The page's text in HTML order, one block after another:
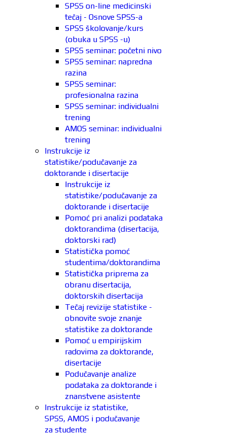
SPSS on-line medicinski
tečaj - Osnove SPSS-a
SPSS školovanje/kurs
(obuka u SPSS -u)
SPSS seminar: početni nivo
SPSS seminar: napredna
razina
SPSS seminar:
profesionalna razina
SPSS seminar: individualni
trening
AMOS seminar: individualni
trening
Instrukcije iz
statistike/podučavanje za
doktorande i disertacije
Instrukcije iz
statistike/podučavanje za
doktorande i disertacije
Pomoć pri analizi podataka
doktorandima (disertacija,
doktorski rad)
Statistička pomoć
studentima/doktorandima
Statistička priprema za
obranu disertacija,
doktorskih disertacija
Tečaj revizije statistike -
obnovite svoje znanje
statistike za doktorande
Pomoć u empirijskim
radovima za doktorande,
disertacije
Podučavanje analize
podataka za doktorande i
znanstvene asistente
Instrukcije iz statistike,
SPSS, AMOS i podučavanje
za studente